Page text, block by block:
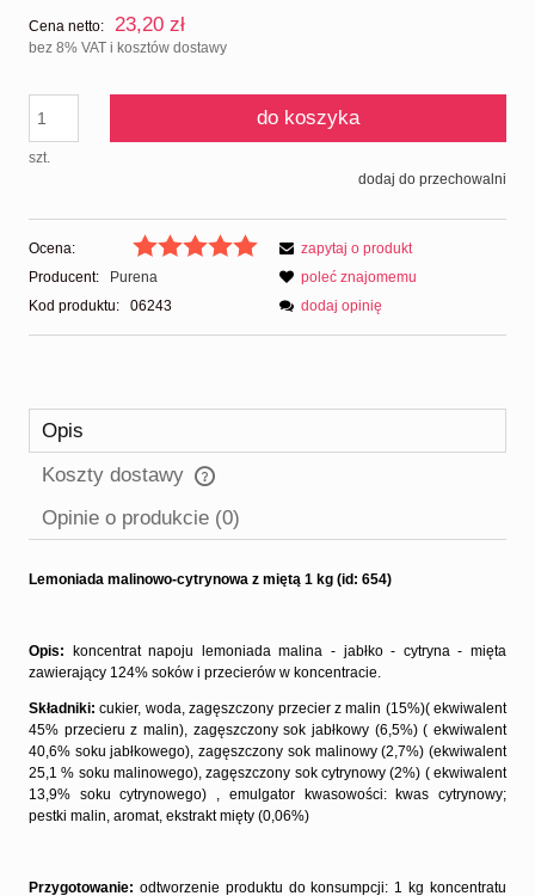
Cena netto: 23,20 zł
bez 8% VAT i kosztów dostawy
szt.
do koszyka
dodaj do przechowalni
Ocena:
Producent:
Purena
Kod produktu:
06243
zapytaj o produkt
poleć znajomemu
dodaj opinię
Opis
Koszty dostawy
Cena nie zawiera ewentualnych kosztów płatności
Opinie o produkcie (0)
Lemoniada malinowo-cytrynowa z miętą 1 kg (id: 654)
Opis: koncentrat napoju lemoniada malina - jabłko - cytryna - mięta
zawierający 124% soków i przecierów w koncentracie.
Składniki:cukier, woda, zagęszczony przecier z malin (15%)( ekwiwalent
45% przecieru z malin), zagęszczony sok jabłkowy (6,5%) ( ekwiwalent
40,6% soku jabłkowego), zagęszczony sok malinowy (2,7%) (ekwiwalent
25,1 % soku malinowego), zagęszczony sok cytrynowy (2%) ( ekwiwalent
13,9% soku cytrynowego) , emulgator kwasowości: kwas cytrynowy;
pestki malin, aromat, ekstrakt mięty (0,06%)
Przygotowanie: odtworzenie produktu do konsumpcji: 1 kg koncentratu